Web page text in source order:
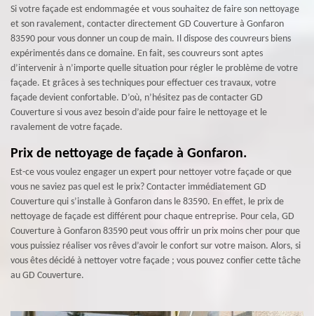
Si votre façade est endommagée et vous souhaitez de faire son nettoyage
et son ravalement, contacter directement GD Couverture à Gonfaron
83590 pour vous donner un coup de main. Il dispose des couvreurs biens
expérimentés dans ce domaine. En fait, ses couvreurs sont aptes
d’intervenir à n’importe quelle situation pour régler le problème de votre
façade. Et grâces à ses techniques pour effectuer ces travaux, votre
façade devient confortable. D’où, n’hésitez pas de contacter GD
Couverture si vous avez besoin d’aide pour faire le nettoyage et le
ravalement de votre façade.
Prix de nettoyage de façade à Gonfaron.
Est-ce vous voulez engager un expert pour nettoyer votre façade or que
vous ne saviez pas quel est le prix? Contacter immédiatement GD
Couverture qui s’installe à Gonfaron dans le 83590. En effet, le prix de
nettoyage de façade est différent pour chaque entreprise. Pour cela, GD
Couverture à Gonfaron 83590 peut vous offrir un prix moins cher pour que
vous puissiez réaliser vos rêves d’avoir le confort sur votre maison. Alors, si
vous êtes décidé à nettoyer votre façade ; vous pouvez confier cette tâche
au GD Couverture.